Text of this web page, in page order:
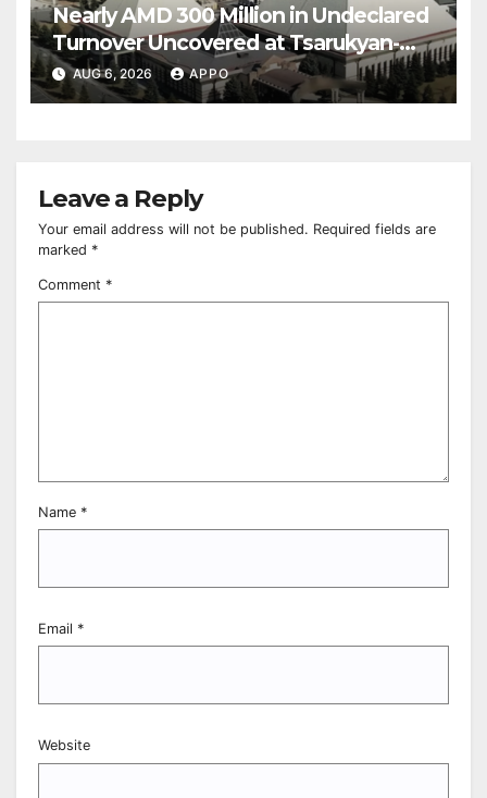
Nearly AMD 300 Million in Undeclared
Turnover Uncovered at Tsarukyan-
Owned Entertainment Center
AUG 6, 2026 APPO
Leave a Reply
Your email address will not be published. Required fields are
marked *
Comment *
Name *
Email *
Website